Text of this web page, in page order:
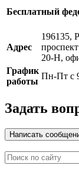
Бесплатный
Адрес
196135,
20-Н,
График
работы
Пн-Пт с
Задать
Написать